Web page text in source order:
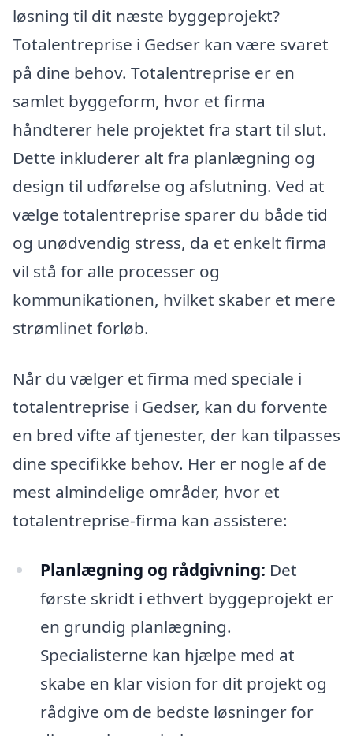
løsning til dit næste byggeprojekt?
Totalentreprise i Gedser kan være svaret
på dine behov. Totalentreprise er en
samlet byggeform, hvor et firma
håndterer hele projektet fra start til slut.
Dette inkluderer alt fra planlægning og
design til udførelse og afslutning. Ved at
vælge totalentreprise sparer du både tid
og unødvendig stress, da et enkelt firma
vil stå for alle processer og
kommunikationen, hvilket skaber et mere
strømlinet forløb.
Når du vælger et firma med speciale i
totalentreprise i Gedser, kan du forvente
en bred vifte af tjenester, der kan tilpasses
dine specifikke behov. Her er nogle af de
mest almindelige områder, hvor et
totalentreprise-firma kan assistere:
Planlægning og rådgivning: Det
første skridt i ethvert byggeprojekt er
en grundig planlægning.
Specialisterne kan hjælpe med at
skabe en klar vision for dit projekt og
rådgive om de bedste løsninger for